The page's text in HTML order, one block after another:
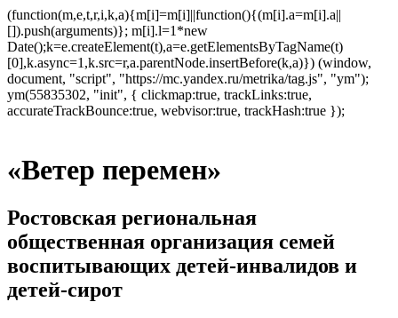
(function(m,e,t,r,i,k,a){m[i]=m[i]||function(){(m[i].a=m[i].a||
[]).push(arguments)}; m[i].l=1*new
Date();k=e.createElement(t),a=e.getElementsByTagName(t)
[0],k.async=1,k.src=r,a.parentNode.insertBefore(k,a)}) (window,
document, "script", "https://mc.yandex.ru/metrika/tag.js", "ym");
ym(55835302, "init", { clickmap:true, trackLinks:true,
accurateTrackBounce:true, webvisor:true, trackHash:true });
«Ветер перемен»
Ростовская региональная
общественная организация семей
воспитывающих детей-инвалидов и
детей-сирот